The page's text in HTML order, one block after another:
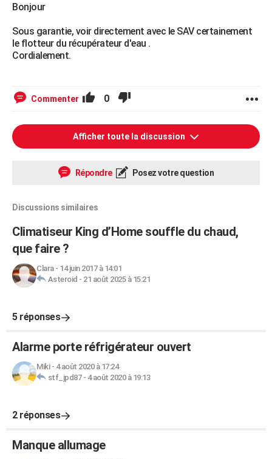
Bonjour
Sous garantie, voir directement avec le SAV certainement
le flotteur du récupérateur d'eau .
Cordialement.
Commenter 0
Afficher toute la discussion
Répondre Posez votre question
Discussions similaires
Climatiseur King d’Home souffle du chaud,
que faire ?
Clara- 14 juin 2017 à 14:01
Asteroid - 21 août 2025 à 15:21
5 réponses
Alarme porte réfrigérateur ouvert
Miki- 4 août 2020 à 17:24
stf_jpd87- 4 août 2020 à 19:13
2 réponses
Manque allumage